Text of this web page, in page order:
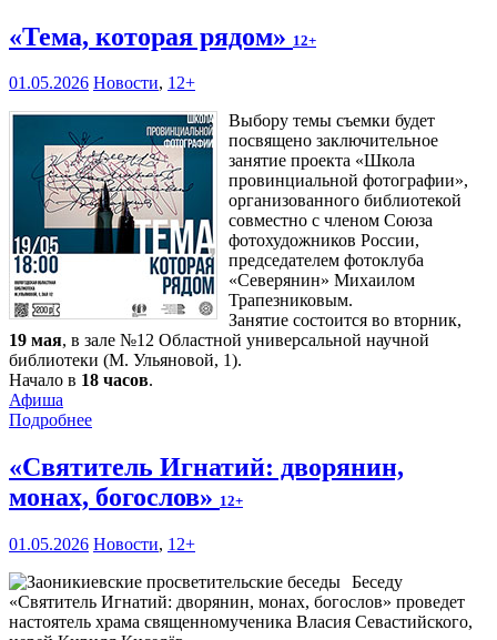
«Тема, которая рядом» 12+
01.05.2026 Новости, 12+
Выбору темы съемки будет
посвящено заключительное
занятие проекта «Школа
провинциальной фотографии»,
организованного библиотекой
совместно с членом Союза
фотохудожников России,
председателем фотоклуба
«Северянин» Михаилом
Трапезниковым.
Занятие состоится во вторник,
19 мая, в зале №12 Областной универсальной научной
библиотеки (М. Ульяновой, 1).
Начало в 18 часов.
Афиша
Подробнее
«Святитель Игнатий: дворянин,
монах, богослов» 12+
01.05.2026 Новости, 12+
Беседу
«Святитель Игнатий: дворянин, монах, богослов» проведет
настоятель храма священномученика Власия Севастийского,